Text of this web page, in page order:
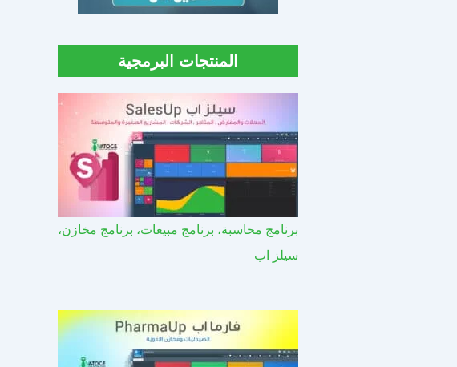
المنتجات البرمجية
برنامج محاسبة، برنامج مبيعات، برنامج مخازن،
سيلز اب